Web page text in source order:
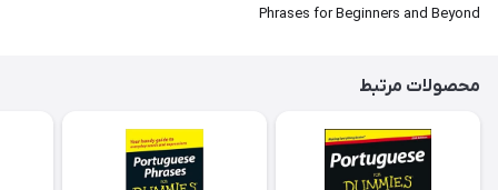
Phrases for Beginners and Beyond
محصولات مرتبط